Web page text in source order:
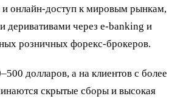
онлайн-доступ к мировым рынкам,
деривативами через e-banking и
розничных форекс-брокеров.
долларов, а на клиентов с более
скрытые сборы и высокая